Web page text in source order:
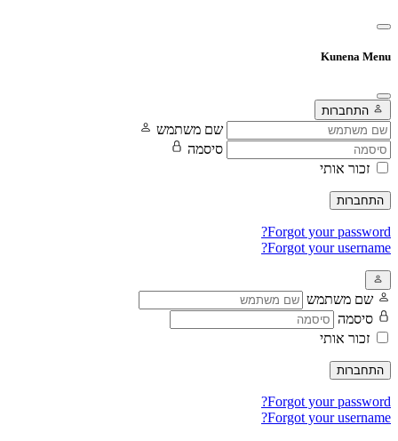
Kunena Menu
התחברות
שם משתמש
סיסמה
זכור אותי
התחברות
Forgot your password?
Forgot your username?
שם משתמש
סיסמה
זכור אותי
התחברות
Forgot your password?
Forgot your username?